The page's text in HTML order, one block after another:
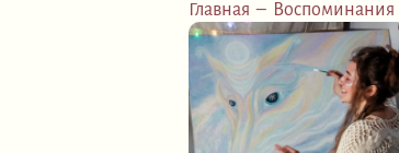
Главная – Воспоминания